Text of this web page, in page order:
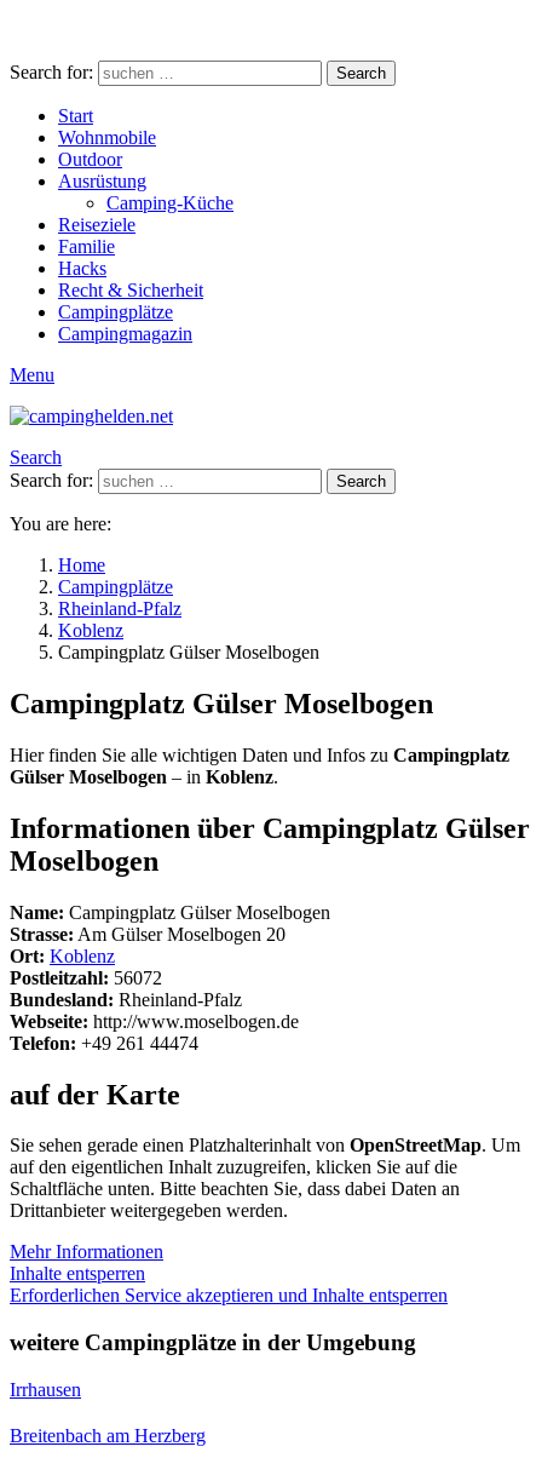
Search for: Search
Start
Wohnmobile
Outdoor
Ausrüstung
Camping-Küche
Reiseziele
Familie
Hacks
Recht & Sicherheit
Campingplätze
Campingmagazin
Menu
Search
Search for:
Search
You are here:
Home
Campingplätze
Rheinland-Pfalz
Koblenz
Campingplatz Gülser Moselbogen
Campingplatz Gülser Moselbogen
Hier finden Sie alle wichtigen Daten und Infos zu Campingplatz
Gülser Moselbogen – in Koblenz.
Informationen über Campingplatz Gülser
Moselbogen
Name: Campingplatz Gülser Moselbogen
Strasse: Am Gülser Moselbogen 20
Ort: Koblenz
Postleitzahl: 56072
Bundesland: Rheinland-Pfalz
Webseite: http://www.moselbogen.de
Telefon: +49 261 44474
auf der Karte
Sie sehen gerade einen Platzhalterinhalt von OpenStreetMap. Um
auf den eigentlichen Inhalt zuzugreifen, klicken Sie auf die
Schaltfläche unten. Bitte beachten Sie, dass dabei Daten an
Drittanbieter weitergegeben werden.
Mehr Informationen
Inhalte entsperren
Erforderlichen Service akzeptieren und Inhalte entsperren
weitere Campingplätze in der Umgebung
Irrhausen
Breitenbach am Herzberg